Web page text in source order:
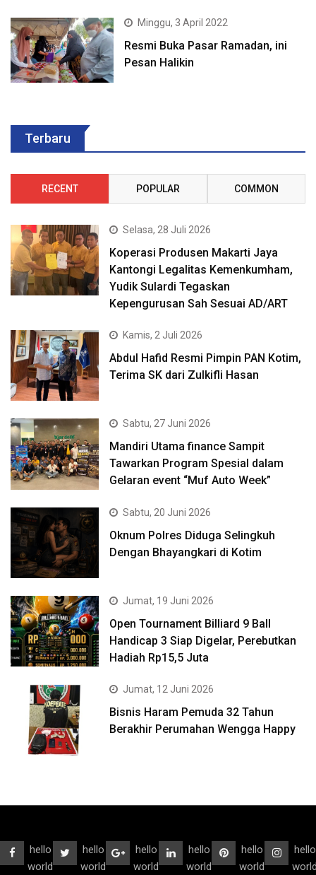
Minggu, 3 April 2022
Resmi Buka Pasar Ramadan, ini
Pesan Halikin
Terbaru
RECENT POPULAR COMMON
Selasa, 28 Juli 2026
Koperasi Produsen Makarti Jaya
Kantongi Legalitas Kemenkumham,
Yudik Sulardi Tegaskan
Kepengurusan Sah Sesuai AD/ART
Kamis, 2 Juli 2026
Abdul Hafid Resmi Pimpin PAN Kotim,
Terima SK dari Zulkifli Hasan
Sabtu, 27 Juni 2026
Mandiri Utama finance Sampit
Tawarkan Program Spesial dalam
Gelaran event “Muf Auto Week”
Sabtu, 20 Juni 2026
Oknum Polres Diduga Selingkuh
Dengan Bhayangkari di Kotim
Jumat, 19 Juni 2026
Open Tournament Billiard 9 Ball
Handicap 3 Siap Digelar, Perebutkan
Hadiah Rp15,5 Juta
Jumat, 12 Juni 2026
Bisnis Haram Pemuda 32 Tahun
Berakhir Perumahan Wengga Happy
hello
world
hello
world
hello
world
hello
world
hello
world
hello